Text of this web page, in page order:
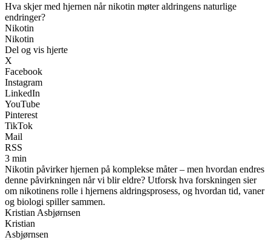
Hva skjer med hjernen når nikotin møter aldringens naturlige
endringer?
Nikotin
Nikotin
Del og vis hjerte
X
Facebook
Instagram
LinkedIn
YouTube
Pinterest
TikTok
Mail
RSS
3 min
Nikotin påvirker hjernen på komplekse måter – men hvordan endres
denne påvirkningen når vi blir eldre? Utforsk hva forskningen sier
om nikotinens rolle i hjernens aldringsprosess, og hvordan tid, vaner
og biologi spiller sammen.
Kristian Asbjørnsen
Kristian
Asbjørnsen